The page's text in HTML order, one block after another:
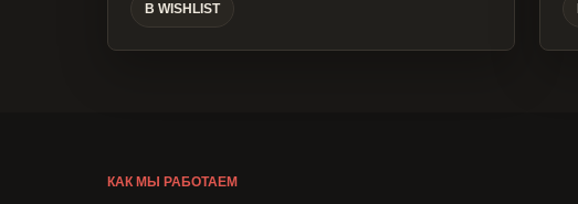
В WISHLIST
КАК МЫ РАБОТАЕМ